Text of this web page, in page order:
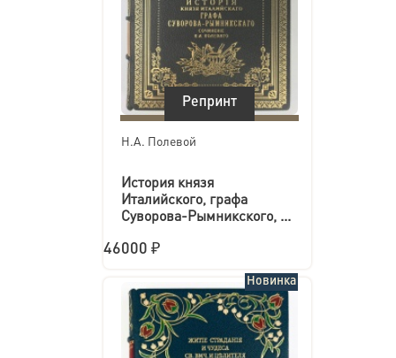
Репринт
Н.А. Полевой
История князя
Италийского, графа
Суворова-Рымникского, ...
46000 ₽